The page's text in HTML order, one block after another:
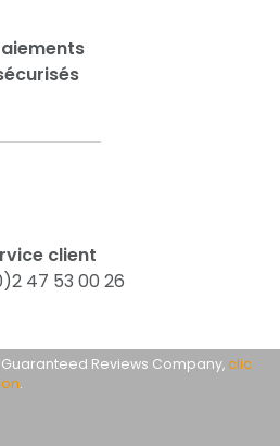
client
47 53 00 26
Reviews Company,clic
.